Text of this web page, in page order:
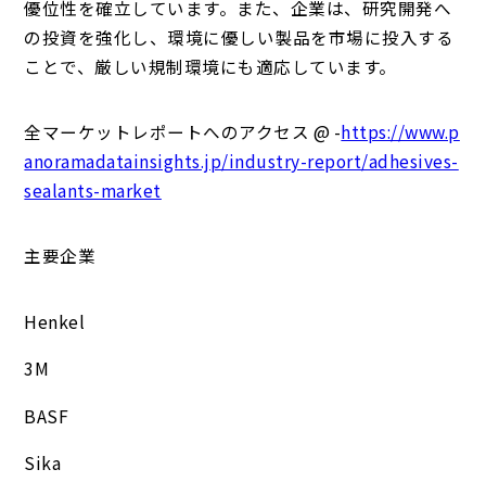
優位性を確立しています。また、企業は、研究開発へ
の投資を強化し、環境に優しい製品を市場に投入する
ことで、厳しい規制環境にも適応しています。
全マーケットレポートへのアクセス @ -https://www.p
anoramadatainsights.jp/industry-report/adhesives-
sealants-market
主要企業
Henkel
3M
BASF
Sika